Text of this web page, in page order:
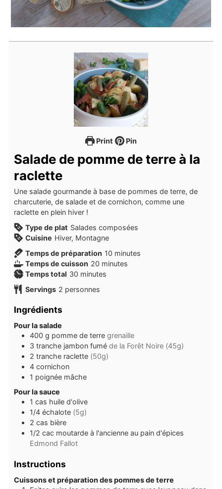
Print Pin
Salade de pomme de terre à la
raclette
Une salade gourmande à base de pommes de terre, de
charcuterie, de salade et de cornichon, comme une
raclette en plein hiver !
Type de plat Salades composées
Cuisine Hiver, Montagne
Temps de préparation 10 minutes
minutes
Temps de cuisson 20 minutes
minutes
Temps total 30 minutes
minutes
Servings 2 personnes
Ingrédients
Pour la salade
400 g pomme de terre grenaille
3 tranche jambon fumé de la Forêt Noire (45g)
2 tranche raclette (50g)
4 cornichon
1 poignée mâche
Pour la sauce
1 cas huile d'olive
1/4 échalote (5g)
2 cas bière
1/2 cac moutarde à l'ancienne au pain d'épices
Edmond Fallot
Instructions
Cuissons et préparation des pommes de terre